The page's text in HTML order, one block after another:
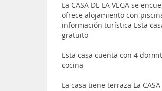
La CASA DE LA VEGA se
ofrece alojamiento con
información turística Esta
gratuito
Esta casa cuenta con 4
cocina
La casa tiene terraza La